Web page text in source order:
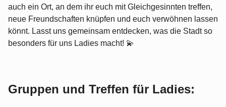
auch ein Ort, an dem ihr euch mit Gleichgesinnten treffen,
neue Freundschaften knüpfen und euch verwöhnen lassen
könnt. Lasst uns gemeinsam entdecken, was die Stadt so
besonders für uns Ladies macht! 💫
Gruppen und Treffen für Ladies: